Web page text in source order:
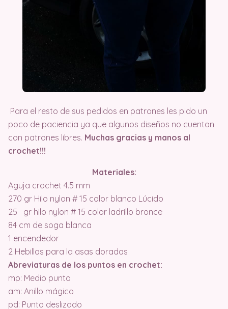
Para el resto de sus pedidos en patrones les pido un
poco de paciencia ya que algunos diseños no cuentan
con patrones libres. Muchas gracias y manos al
crochet!!!
Materiales:
Aguja crochet 4.5 mm
270 gr Hilo nylon # 15 color blanco Lúcido
25 gr hilo nylon # 15 color ladrillo bronce
84 cm de soga blanca
1 encendedor
2 Hebillas para la asas doradas
Abreviaturas de los puntos en crochet:
mp: Medio punto
am: Anillo mágico
pd: Punto deslizado